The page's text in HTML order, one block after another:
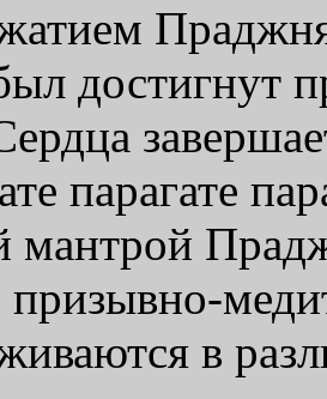
достигнут
парагате
мантрой
призывно-
в